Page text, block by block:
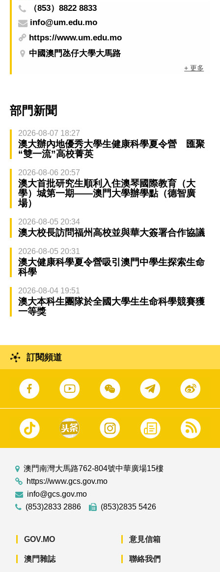
（853）8822 8833
info@um.edu.mo
https://www.um.edu.mo
中國澳門氹仔大學大馬路
+ 更多
部門新聞
2026-08-07 18:27
澳大辦內地優秀大學生健康科學夏令營 匯聚
“雙一流”高校菁英
2026-08-06 20:57
澳大首批研究生順利入住澳琴國際教育（大
學）城第一期——澳門大學辦學點（德智廣
場）
2026-08-05 20:34
澳大校長訪問福州高校並與華大簽署合作協議
2026-08-05 20:31
澳大健康科學夏令營吸引澳門中學生探索生命
科學
2026-08-04 19:51
澳大本科生團隊於全國大學生生命科學競賽獲
一等獎
訂閱頻道
澳門南灣大馬路762-804號中華廣場15樓
https://www.gcs.gov.mo
info@gcs.gov.mo
(853)2833 2886
(853)2835 5426
GOV.MO
澳門雜誌
意見信箱
聯絡我們